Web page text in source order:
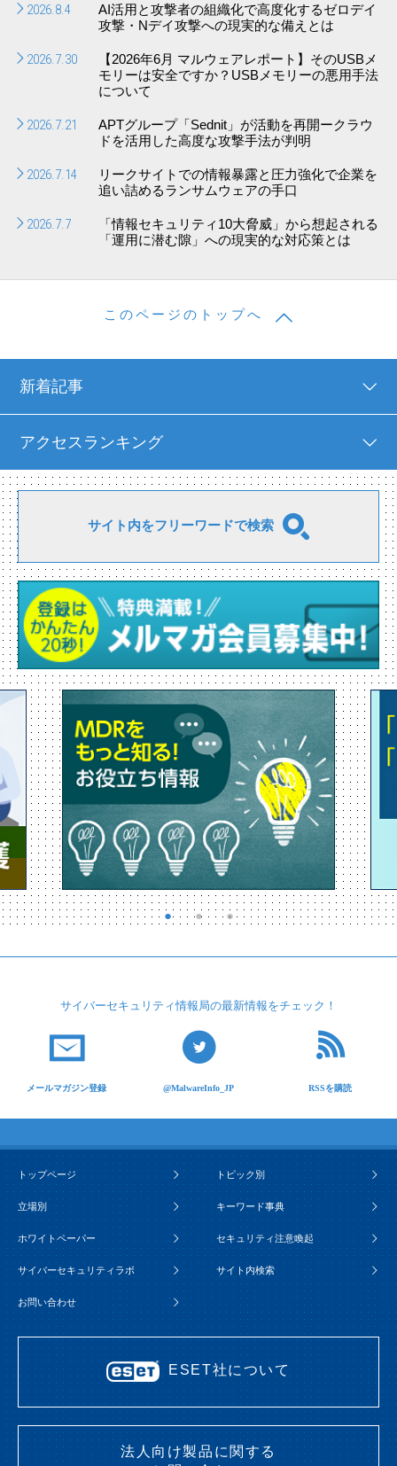
2026.8.4
AI活用と攻撃者の組織化で高度化するゼロデイ
攻撃・Nデイ攻撃への現実的な備えとは
2026.7.30
【2026年6月 マルウェアレポート】そのUSBメ
モリーは安全ですか？USBメモリーの悪用手法
について
2026.7.21
APTグループ「Sednit」が活動を再開ークラウ
ドを活用した高度な攻撃手法が判明
2026.7.14
リークサイトでの情報暴露と圧力強化で企業を
追い詰めるランサムウェアの手口
2026.7.7
「情報セキュリティ10大脅威」から想起される
「運用に潜む隙」への現実的な対応策とは
このページのトップへ
新着記事
アクセスランキング
サイト内をフリーワードで検索
サイバーセキュリティ情報局の最新情報をチェック！
メールマガジン登録 @MalwareInfo_JP RSSを購読
トップページ トピック別
立場別 キーワード事典
ホワイトペーパー セキュリティ注意喚起
サイバーセキュリティラボ サイト内検索
お問い合わせ
ESET社について
法人向け製品に関する